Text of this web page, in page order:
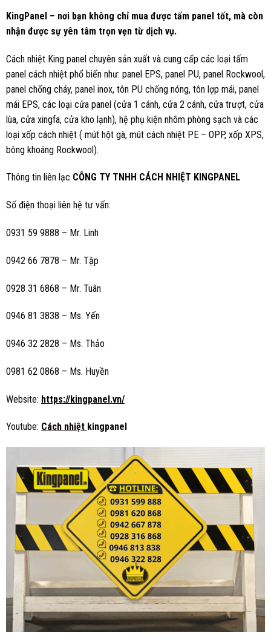
KingPanel – nơi bạn không chỉ mua được tấm panel tốt, mà còn
nhận được sự yên tâm trọn vẹn từ dịch vụ.
Cách nhiệt King panel chuyên sản xuất và cung cấp các loại tấm
panel cách nhiệt phổ biến như: panel EPS, panel PU, panel Rockwool,
panel chống cháy, panel inox, tôn PU chống nóng, tôn lợp mái, panel
mái EPS, các loại cửa panel (cửa 1 cánh, cửa 2 cánh, cửa trượt, cửa
lùa, cửa xingfa, cửa kho lạnh), hệ phụ kiện nhôm phòng sạch và các
loại xốp cách nhiệt ( mút hột gà, mút cách nhiệt PE – OPP, xốp XPS,
bông khoáng Rockwool).
Thông tin liên lạc CÔNG TY TNHH CÁCH NHIỆT KINGPANEL
Số điện thoại liên hệ tư vấn:
0931 59 9888 – Mr. Linh
0942 66 7878 – Mr. Tập
0928 31 6868 – Mr. Tuân
0946 81 3838 – Ms. Yến
0946 32 2828 – Ms. Thảo
0981 62 0868 – Ms. Huyền
Website: https://kingpanel.vn/
Youtube: Cách nhiệt kingpanel